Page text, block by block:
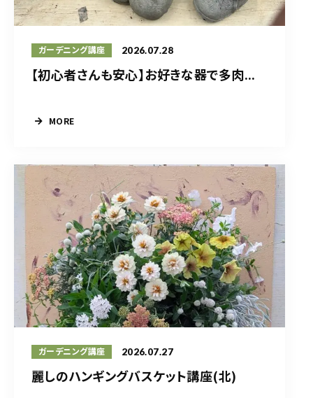
ガーデニング講座 2026.07.28
【初心者さんも安心】お好きな器で多肉...
MORE
ガーデニング講座 2026.07.27
麗しのハンギングバスケット講座(北)